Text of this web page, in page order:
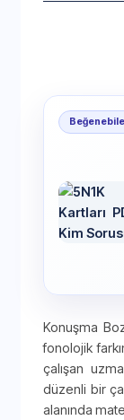
Konuşma
fonolojik
çalışan
düzenli bir
alanında